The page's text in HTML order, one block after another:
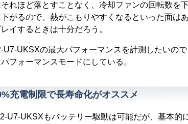
れほど落とすことなく、冷却ファンの回転数を
がるので、熱がこもりやすくなるといった面は
イするときは十分だろう。
UKSXの最大パフォーマンスを計測したいので
フォーマンスモードにしている。
充電制限で長寿命化がオススメ
UKSXもバッテリー駆動は可能だが、基本的